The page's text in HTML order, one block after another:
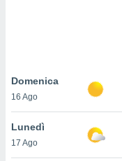
ti
installati
per
nel
Domenica
16 Ago
Lunedì
17 Ago